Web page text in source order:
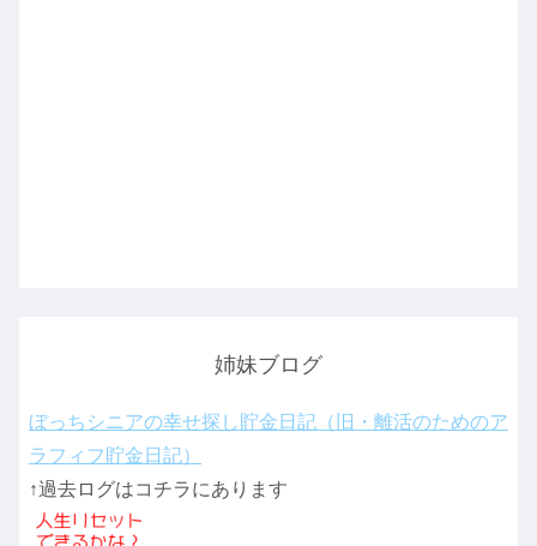
姉妹ブログ
ぼっちシニアの幸せ探し貯金日記（旧・離活のためのア
ラフィフ貯金日記）
↑過去ログはコチラにあります